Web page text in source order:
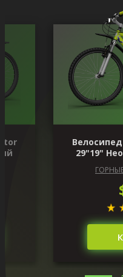
29"19"